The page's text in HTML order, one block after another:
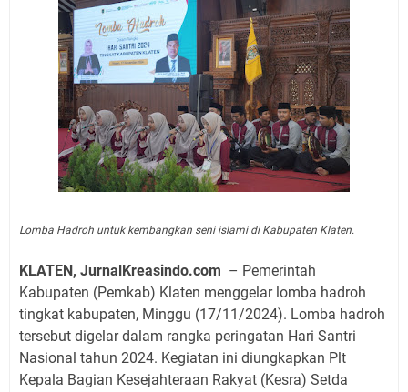
Lomba Hadroh untuk kembangkan seni islami di Kabupaten Klaten.
KLATEN, JurnalKreasindo.com – Pemerintah
Kabupaten (Pemkab) Klaten menggelar lomba hadroh
tingkat kabupaten, Minggu (17/11/2024). Lomba hadroh
tersebut digelar dalam rangka peringatan Hari Santri
Nasional tahun 2024. Kegiatan ini diungkapkan Plt
Kepala Bagian Kesejahteraan Rakyat (Kesra) Setda